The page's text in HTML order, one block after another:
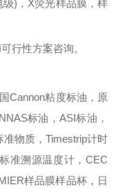
)，X荧光样品膜，样
行性方案咨询。
Cannon粘度标油，原
标油，ASI标油，
物质，Timestrip计时
准溯源温度计，CEC
样品膜样品杯，日